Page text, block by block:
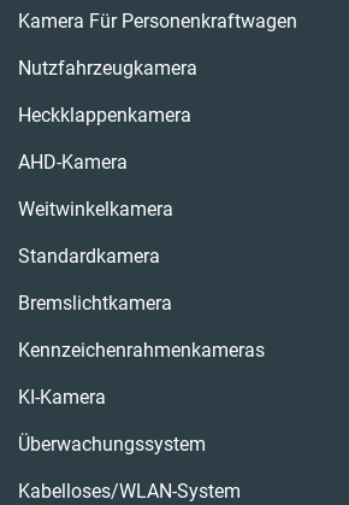
Kamera Für Personenkraftwagen
Nutzfahrzeugkamera
Heckklappenkamera
AHD-Kamera
Weitwinkelkamera
Standardkamera
Bremslichtkamera
Kennzeichenrahmenkameras
KI-Kamera
Überwachungssystem
Kabelloses/WLAN-System